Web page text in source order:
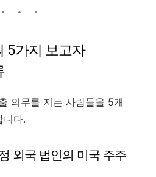
5가지 보고자
의무를 지는 사람들을 5개
니다.
외국 법인의 미국 주주